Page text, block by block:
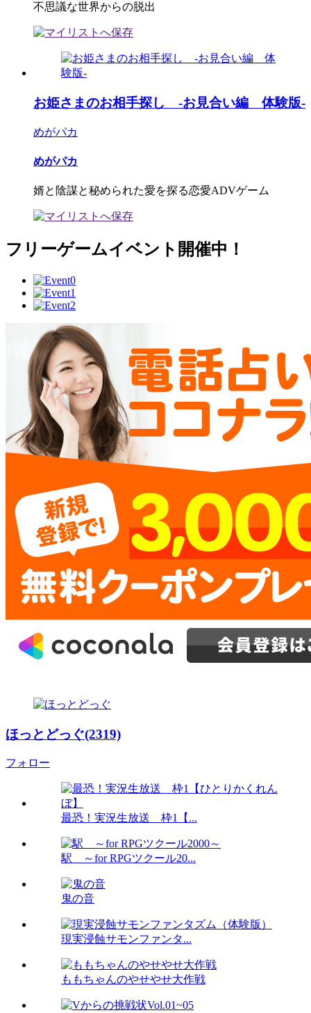
不思議な世界からの脱出
お姫さまのお相手探し -お見合い編 体験版-
めがパカ
めがパカ
婿と陰謀と秘められた愛を探る恋愛ADVゲーム
フリーゲームイベント開催中！
ほっとどっぐ(2319)
フォロー
最恐！実況生放送 枠1【...
駅 ～for RPGツクール20...
鬼の音
現実浸蝕サモンファンタ...
ももちゃんのやせやせ大作戦